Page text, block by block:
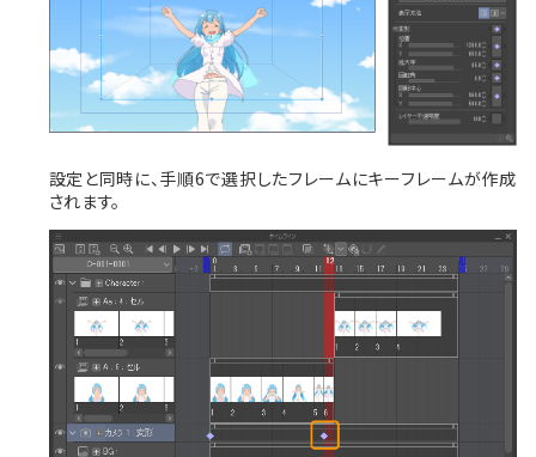
設定と同時に、手順6で選択したフレームにキーフレームが作成
されます。